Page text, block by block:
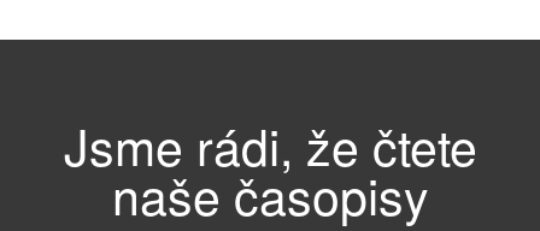
Jsme rádi, že čtete
naše časopisy